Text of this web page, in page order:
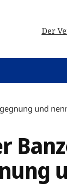
Der
und